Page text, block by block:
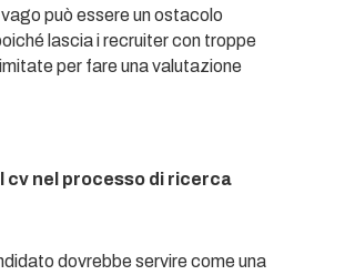
può essere un ostacolo
lascia i recruiter con troppe
per fare una valutazione
cv nel processo di ricerca
dovrebbe servire come una